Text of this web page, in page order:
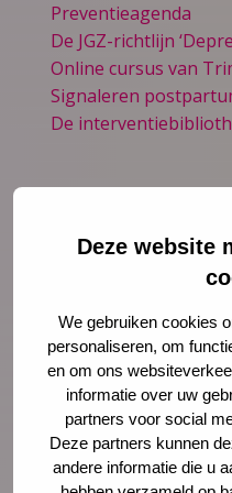
Deze website
We gebruiken cookies
personaliseren, om
en om ons
informatie over uw
partners voor social
Deze partners kunnen
andere informatie die u
Preventieagenda
De JGZ-richtlijn
Online cursus van
Signaleren
De
Nieuws 4